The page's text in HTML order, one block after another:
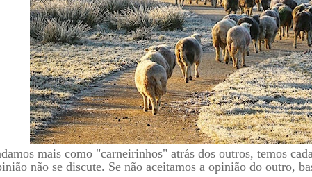
mais como "carneirinhos" atrás dos outros, temos
não se discute. Se não aceitamos a opinião do outro,